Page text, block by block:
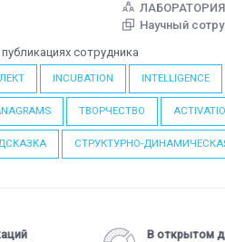
Научный
сотрудника
INCUBATION INTELLIGENCE
ТВОРЧЕСТВО
СТРУКТУРНО-
В открытом